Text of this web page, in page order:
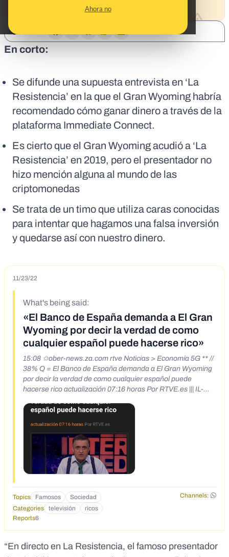
Ahora no
En corto:
Se difunde una supuesta entrevista en ‘La
Resistencia’ en la que el Gran Wyoming habría
recomendado cómo ganar dinero a través de la
plataforma Immediate Connect.
Es cierto que el Gran Wyoming acudió a ‘La
Resistencia’ en 2019, pero el presentador no
hizo mención alguna al mundo de las
criptomonedas
Se trata de un timo que utiliza caras conocidas
para intentar que hagamos una falsa inversión
y quedarse así con nuestro dinero.
11/23/22
What's being said:
«El Banco de España demanda a El Gran
Wyoming por decir la verdad de como
cualquier español puede hacerse rico»
15:08 ✩ober-news.za.com rtve Noticias > Economía 5G ** //
38% Q = El Banco de España demanda a El Gran Wyoming
por decir la verdad de como cualquier español puede
hacerse rico actualización 07:16 horas Por RTVE.es ||| IL-
RESISTENCIA, el famoso presentador de 9
Topics Famosos Sociedad
Channels:
Categories
televisión
ricos
Reports6
“En directo en La Resistencia, el famoso presentador